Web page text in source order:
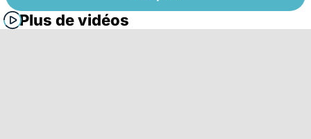
Plus de vidéos